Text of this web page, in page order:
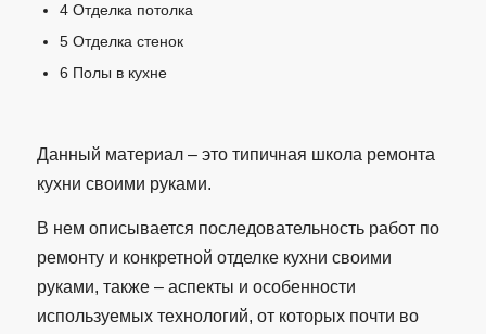
4Отделка потолка
5Отделка стенок
6 Полы в кухне
Данный материал – это типичная школа ремонта
кухни своими руками.
В нем описывается последовательность работ по
ремонту и конкретной отделке кухни своими
руками, также – аспекты и особенности
используемых технологий, от которых почти во